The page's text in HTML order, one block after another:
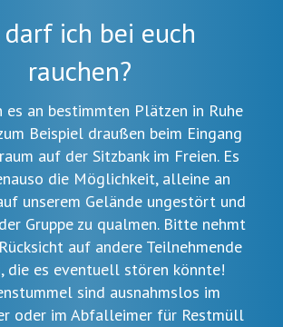
darf ich bei euch
rauchen?
es an bestimmten Plätzen in Ruhe
Beispiel draußen beim Eingang
auf der Sitzbank im Freien. Es
die Möglichkeit, alleine an
unserem Gelände ungestört und
Gruppe zu qualmen. Bitte nehmt
auf andere Teilnehmende
die es eventuell stören könnte!
sind ausnahmslos im
oder im Abfalleimer für Restmüll